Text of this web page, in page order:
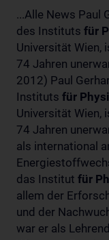
...Alle News Paul
des Instituts für
Universität Wien,
74 Jahren
2012) Paul
Instituts für
Universität Wien,
74 Jahren
als international
das Institut für
allem der
und der
war er als